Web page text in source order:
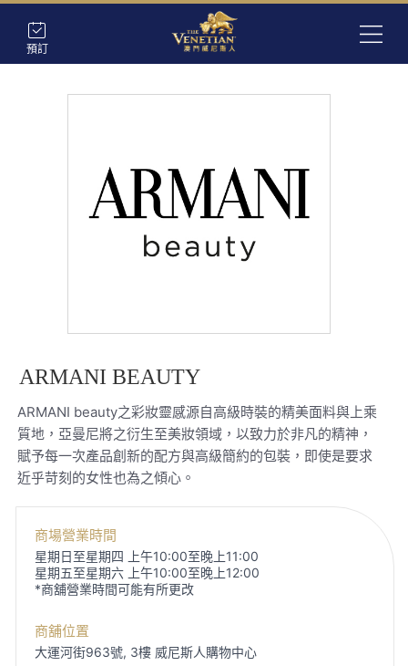
預訂
ARMANI BEAUTY
ARMANI beauty之彩妝靈感源自高級時裝的精美面料與上乘
質地，亞曼尼將之衍生至美妝領域，以致力於非凡的精神，
賦予每一次產品創新的配方與高級簡約的包裝，即使是要求
近乎苛刻的女性也為之傾心。
商場營業時間
星期日至星期四 上午10:00至晚上11:00
星期五至星期六 上午10:00至晚上12:00
*商舖營業時間可能有所更改
商舖位置
大運河街963號, 3樓 威尼斯人購物中心